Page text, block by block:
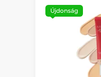
Újdonság